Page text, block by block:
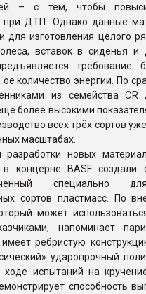
– с тем, чтобы
при ДТП. Однако данные
для изготовления целого
вставок в сиденья и
требование
ое количество энергии. По
из семейства CR
более высокими
всех трёх сортов
масштабах.
новых
в концерне BASF создали
специально
сортов пластмасс. По
может
напоминает
ребристую
ударопрочный
испытаний на
способность